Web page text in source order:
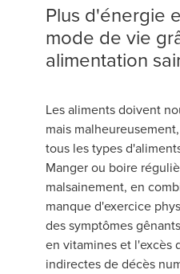
Plus d'énergie
mode de vie
alimentation
Les aliments doivent
mais
tous les types
Manger ou boire
malsainement, en
manque d'exercice
des symptômes
en vitamines et l'excès
indirectes de décès